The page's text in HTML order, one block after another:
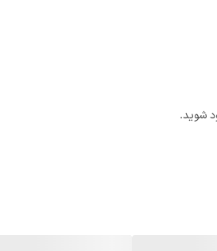
درجه کیفی تولید شده در یکی از
شوید.